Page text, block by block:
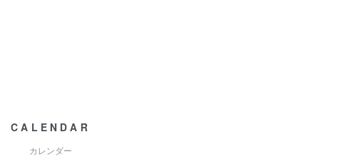
CALENDAR
カレンダー